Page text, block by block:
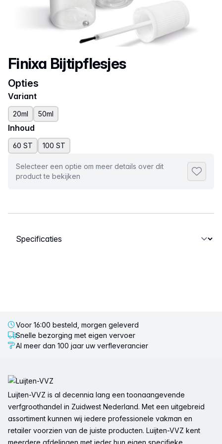
Productnaam
Finixa Bijtipflesjes
Opties
Variant
20ml 50ml
Inhoud
60 ST 100 ST
Selecteer een optie om meer details over dit
product te bekijken
Selecteer een tabblad
Voor 16:00 besteld, morgen geleverd
Snelle bezorging met eigen vervoer
Al meer dan 100 jaar uw verfleverancier
Luijten-VVZ is al decennia lang een toonaangevende
verfgroothandel in Zuidwest Nederland. Met een uitgebreid
assortiment kunnen wij iedere professionele vakman en
retailer voorzien van de juiste producten. Luijten-VVZ kent
meerdere afdelingen met ieder hun eigen specifieke